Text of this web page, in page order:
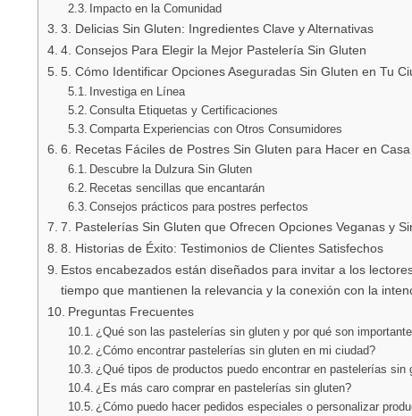
Impacto en la Comunidad
3. Delicias Sin Gluten: Ingredientes Clave y Alternativas
4. Consejos Para Elegir la Mejor Pastelería Sin Gluten
5. Cómo Identificar Opciones Aseguradas Sin Gluten en Tu
Investiga en Línea
Consulta Etiquetas y Certificaciones
Comparta Experiencias con Otros Consumidores
6. Recetas Fáciles de Postres Sin Gluten para Hacer en Casa
Descubre la Dulzura Sin Gluten
Recetas sencillas que encantarán
Consejos prácticos para postres perfectos
7. Pastelerías Sin Gluten que Ofrecen Opciones Veganas y
8. Historias de Éxito: Testimonios de Clientes Satisfechos
Estos encabezados están diseñados para invitar a los
tiempo que mantienen la relevancia y la conexión con la
Preguntas Frecuentes
¿Qué son las pastelerías sin gluten y por qué son
¿Cómo encontrar pastelerías sin gluten en mi ciudad?
¿Qué tipos de productos puedo encontrar en pastelerías sin
¿Es más caro comprar en pastelerías sin gluten?
¿Cómo puedo hacer pedidos especiales o personalizar